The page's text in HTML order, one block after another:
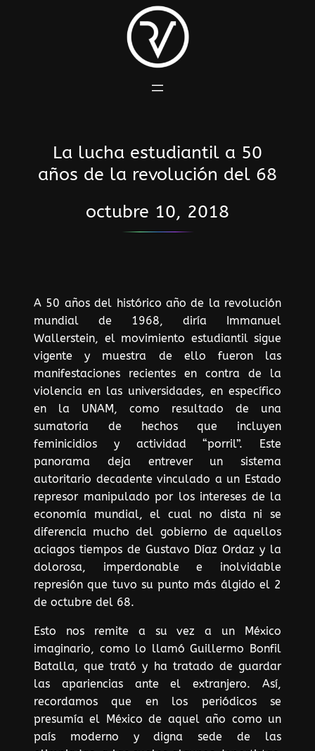
La lucha estudiantil a 50
años de la revolución del 68
octubre 10, 2018
A 50 años del histórico año de la revolución
mundial de 1968, diría Immanuel
Wallerstein, el movimiento estudiantil sigue
vigente y muestra de ello fueron las
manifestaciones recientes en contra de la
violencia en las universidades, en específico
en la UNAM, como resultado de una
sumatoria de hechos que incluyen
feminicidios y actividad “porril”. Este
panorama deja entrever un sistema
autoritario decadente vinculado a un Estado
represor manipulado por los intereses de la
economía mundial, el cual no dista ni se
diferencia mucho del gobierno de aquellos
aciagos tiempos de Gustavo Díaz Ordaz y la
dolorosa, imperdonable e inolvidable
represión que tuvo su punto más álgido el 2
de octubre del 68.
Esto nos remite a su vez a un México
imaginario, como lo llamó Guillermo Bonfil
Batalla, que trató y ha tratado de guardar
las apariencias ante el extranjero. Así,
recordamos que en los periódicos se
presumía el México de aquel año como un
país moderno y digna sede de las